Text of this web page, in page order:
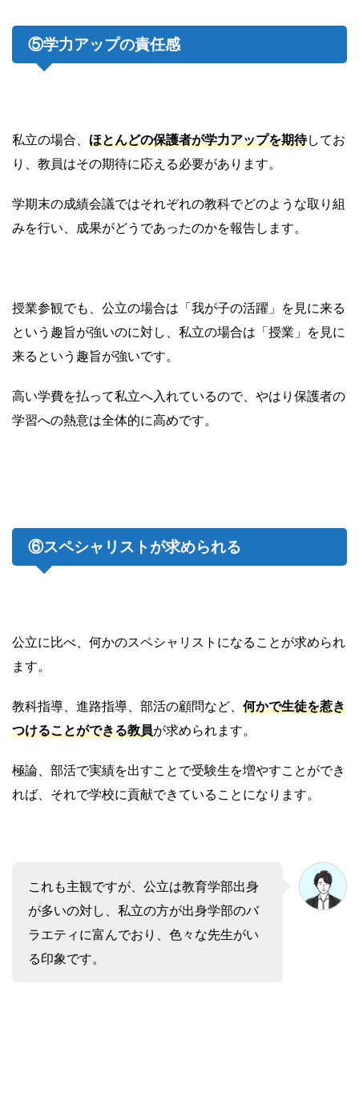
⑤学力アップの責任感
私立の場合、 ほとんどの保護者が学力アップを期待してお
り、教員はその期待に応える必要があります。
学期末の成績会議ではそれぞれの教科でどのような取り組
みを行い、成果がどうであったのかを報告します。
授業参観でも、公立の場合は「我が子の活躍」を見に来る
という趣旨が強いのに対し、私立の場合は「授業」を見に
来るという趣旨が強いです。
高い学費を払って私立へ入れているので、やはり保護者の
学習への熱意は全体的に高めです。
⑥スペシャリストが求められる
公立に比べ、何かのスペシャリストになることが求められ
ます。
教科指導、進路指導、部活の顧問など、 何かで生徒を惹き
つけることができる教員が求められます。
極論、部活で実績を出すことで受験生を増やすことができ
れば、それで学校に貢献できていることになります。
これも主観ですが、公立は教育学部出身
が多いの対し、私立の方が出身学部のバ
ラエティに富んでおり、色々な先生がい
る印象です。